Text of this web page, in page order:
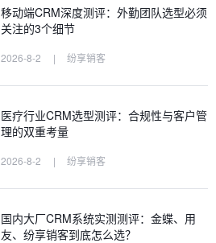
移动端CRM深度测评：外勤团队选型必须
关注的3个细节
2026-8-2 | 纷享销客
医疗行业CRM选型测评：合规性与客户管
理的双重考量
2026-8-2 | 纷享销客
国内大厂CRM系统实测测评：金蝶、用
友、纷享销客到底怎么选？